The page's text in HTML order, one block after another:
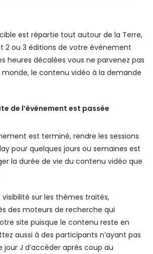
est répartie tout autour de la Terre,
2 ou 3 éditions de votre événement
heures décalées vous ne parvenez pas
le contenu vidéo à la demande
de l’événement est passée
est terminé, rendre les sessions
pour quelques jours ou semaines est
la durée de vie du contenu vidéo que
visibilité sur les thèmes traités,
des moteurs de recherche qui
site puisque le contenu reste en
aussi à des participants n’ayant pas
jour J d’accéder après coup au